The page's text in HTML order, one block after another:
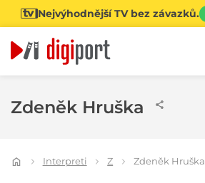
Nejvýhodnější TV bez závazků.
Zdeněk Hruška
Interpreti Z Zdeněk Hruška